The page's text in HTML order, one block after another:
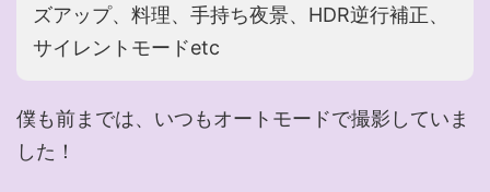
ズアップ、料理、手持ち夜景、HDR逆行補正、
サイレントモードetc
僕も前までは、いつもオートモードで撮影していま
した！